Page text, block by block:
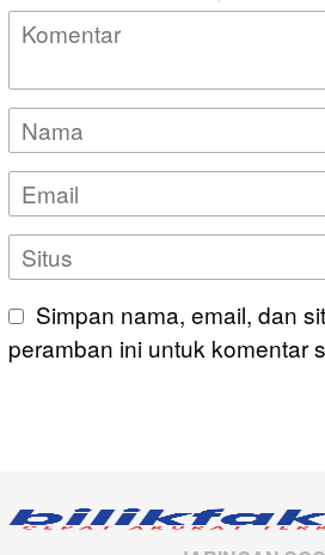
Simpan nama, email, dan
peramban ini untuk komentar